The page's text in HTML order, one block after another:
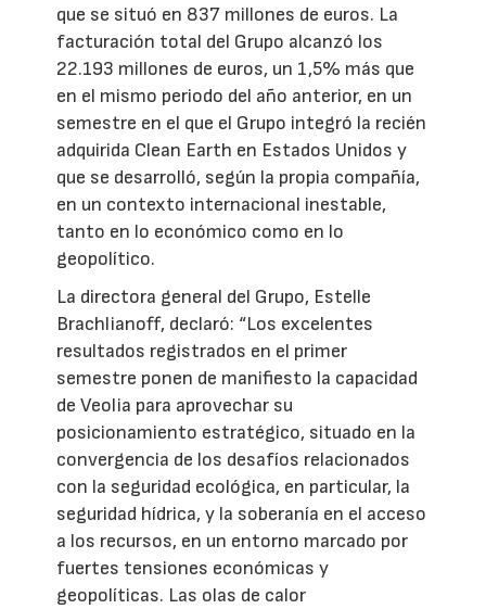
que se situó en 837 millones de euros. La
facturación total del Grupo alcanzó los
22.193 millones de euros, un 1,5% más que
en el mismo periodo del año anterior, en un
semestre en el que el Grupo integró la recién
adquirida Clean Earth en Estados Unidos y
que se desarrolló, según la propia compañía,
en un contexto internacional inestable,
tanto en lo económico como en lo
geopolítico.
La directora general del Grupo, Estelle
Brachlianoff, declaró: “Los excelentes
resultados registrados en el primer
semestre ponen de manifiesto la capacidad
de Veolia para aprovechar su
posicionamiento estratégico, situado en la
convergencia de los desafíos relacionados
con la seguridad ecológica, en particular, la
seguridad hídrica, y la soberanía en el acceso
a los recursos, en un entorno marcado por
fuertes tensiones económicas y
geopolíticas. Las olas de calor